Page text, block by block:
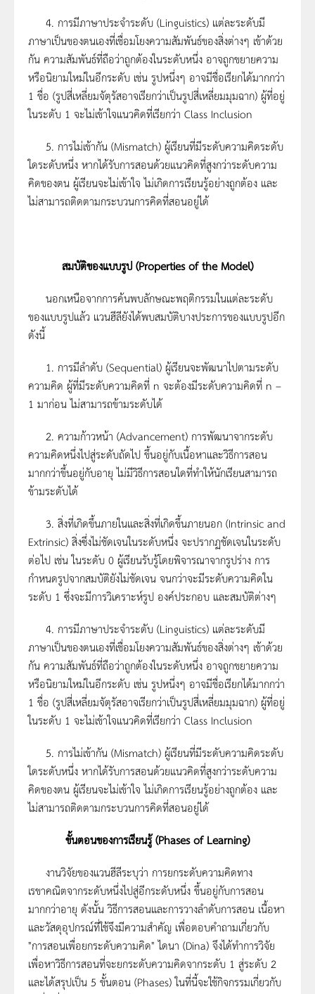
4. การมีภาษาประจำระดับ (Linguistics) แต่ละระดับมี
ภาษาเป็นของตนเองที่เชื่อมโยงความสัมพันธ์ของสิ่งต่างๆ เข้าด้วย
กัน ความสัมพันธ์ที่ถือว่าถูกต้องในระดับหนึ่ง อาจถูกขยายความ
หรือนิยามใหม่ในอีกระดับ เช่น รูปหนึ่งๆ อาจมีชื่อเรียกได้มากกว่า
1 ชื่อ (รูปสี่เหลี่ยมจัตุรัสอาจเรียกว่าเป็นรูปสี่เหลี่ยมมุมฉาก) ผู้ที่อยู่
ในระดับ 1 จะไม่เข้าใจแนวคิดที่เรียกว่า Class Inclusion
5. การไม่เข้ากัน (Mismatch) ผู้เรียนที่มีระดับความคิดระดับ
ใดระดับหนึ่ง หากได้รับการสอนด้วยแนวคิดที่สูงกว่าระดับความ
คิดของตน ผู้เรียนจะไม่เข้าใจ ไม่เกิดการเรียนรู้อย่างถูกต้อง และ
ไม่สามารถติดตามกระบวนการคิดที่สอนอยู่ได้
สมบัติของแบบรูป (Properties of the Model)
นอกเหนือจากการค้นพบลักษณะพฤติกรรมในแต่ละระดับ
ของแบบรูปแล้ว แวนฮีลียังได้พบสมบัติบางประการของแบบรูปอีก
ดังนี้
1. การมีลำดับ (Sequential) ผู้เรียนจะพัฒนาไปตามระดับ
ความคิด ผู้ที่มีระดับความคิดที่ n จะต้องมีระดับความคิดที่ n –
1 มาก่อน ไม่สามารถข้ามระดับได้
2. ความก้าวหน้า (Advancement) การพัฒนาจากระดับ
ความคิดหนึ่งไปสู่ระดับถัดไป ขึ้นอยู่กับเนื้อหาและวิธีการสอน
มากกว่าขึ้นอยู่กับอายุ ไม่มีวิธีการสอนใดที่ทำให้นักเรียนสามารถ
ข้ามระดับได้
3. สิ่งที่เกิดขึ้นภายในและสิ่งที่เกิดขึ้นภายนอก (Intrinsic and
Extrinsic) สิ่งซึ่งไม่ชัดเจนในระดับหนึ่ง จะปรากฏชัดเจนในระดับ
ต่อไป เช่น ในระดับ 0 ผู้เรียนรับรู้โดยพิจารณาจากรูปร่าง การ
กำหนดรูปจากสมบัติยังไม่ชัดเจน จนกว่าจะมีระดับความคิดใน
ระดับ 1 ซึ่งจะมีการวิเคราะห์รูป องค์ประกอบ และสมบัติต่างๆ
4. การมีภาษาประจำระดับ (Linguistics) แต่ละระดับมี
ภาษาเป็นของตนเองที่เชื่อมโยงความสัมพันธ์ของสิ่งต่างๆ เข้าด้วย
กัน ความสัมพันธ์ที่ถือว่าถูกต้องในระดับหนึ่ง อาจถูกขยายความ
หรือนิยามใหม่ในอีกระดับ เช่น รูปหนึ่งๆ อาจมีชื่อเรียกได้มากกว่า
1 ชื่อ (รูปสี่เหลี่ยมจัตุรัสอาจเรียกว่าเป็นรูปสี่เหลี่ยมมุมฉาก) ผู้ที่อยู่
ในระดับ 1 จะไม่เข้าใจแนวคิดที่เรียกว่า Class Inclusion
5. การไม่เข้ากัน (Mismatch) ผู้เรียนที่มีระดับความคิดระดับ
ใดระดับหนึ่ง หากได้รับการสอนด้วยแนวคิดที่สูงกว่าระดับความ
คิดของตน ผู้เรียนจะไม่เข้าใจ ไม่เกิดการเรียนรู้อย่างถูกต้อง และ
ไม่สามารถติดตามกระบวนการคิดที่สอนอยู่ได้
ขั้นตอนของการเรียนรู้(Phases of Learning)
งานวิจัยของแวนฮีลีระบุว่า การยกระดับความคิดทาง
เรขาคณิตจากระดับหนึ่งไปสู่อีกระดับหนึ่ง ขึ้นอยู่กับการสอน
มากกว่าอายุ ดังนั้น วิธีการสอนและการวางลำดับการสอน เนื้อหา
และวัสดุอุปกรณ์ที่ใช้จึงมีความสำคัญ เพื่อตอบคำถามเกี่ยวกับ
"การสอนเพื่อยกระดับความคิด" ไดนา (Dina) จึงได้ทำการวิจัย
เพื่อหาวิธีการสอนที่จะยกระดับความคิดจากระดับ 1 สู่ระดับ 2
และได้สรุปเป็น 5 ขั้นตอน (Phases) ในที่นี้จะใช้กิจกรรมเกี่ยวกับ